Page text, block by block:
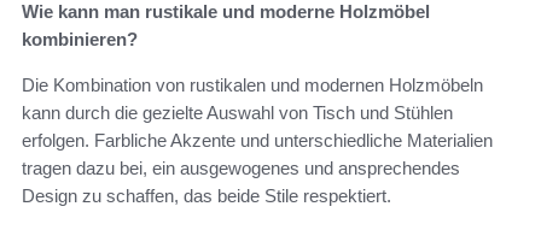
Wie kann man rustikale und moderne Holzmöbel
kombinieren?
Die Kombination von rustikalen und modernen Holzmöbeln
kann durch die gezielte Auswahl von Tisch und Stühlen
erfolgen. Farbliche Akzente und unterschiedliche Materialien
tragen dazu bei, ein ausgewogenes und ansprechendes
Design zu schaffen, das beide Stile respektiert.